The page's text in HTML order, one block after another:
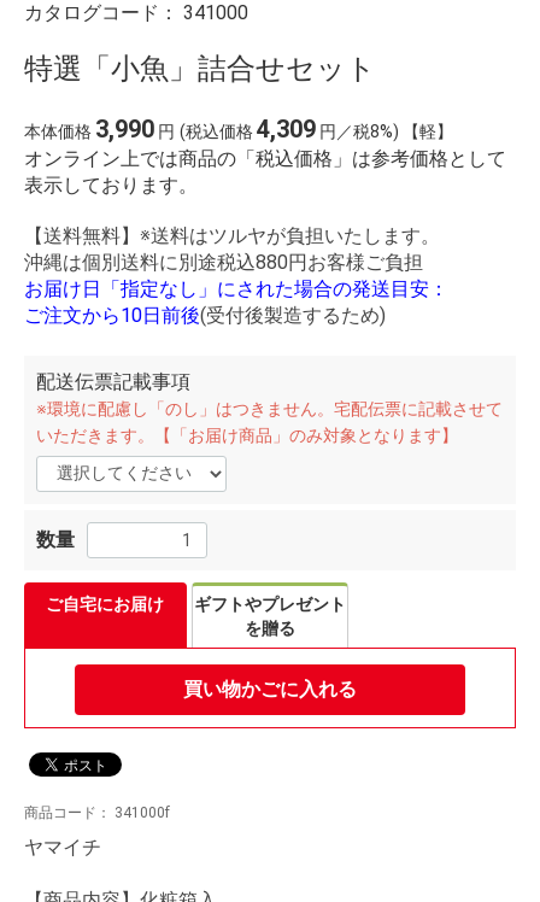
カタログコード： 341000
特選「小魚」詰合せセット
本体価格 3,990 円 (税込価格4,309 円／税8%) 【軽】
オンライン上では商品の「税込価格」は参考価格として
表示しております。
【送料無料】※送料はツルヤが負担いたします。
沖縄は個別送料に別途税込880円お客様ご負担
お届け日「指定なし」にされた場合の発送目安：
ご注文から10日前後(受付後製造するため)
配送伝票記載事項
※環境に配慮し「のし」はつきません。宅配伝票に記載させて
いただきます。【「お届け商品」のみ対象となります】
数量
ご自宅にお届け
ギフトやプレゼント
を贈る
買い物かごに入れる
商品コード： 341000f
ヤマイチ